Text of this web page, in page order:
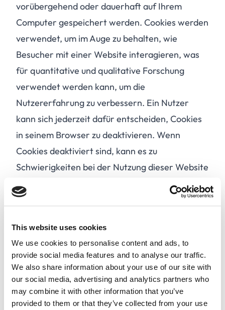
This website uses cookies
We use cookies to personalise content and ads, to
provide social media features and to analyse our traffic.
We also share information about your use of our site with
our social media, advertising and analytics partners who
may combine it with other information that you’ve
provided to them or that they’ve collected from your use
vorübergehend oder dauerhaft auf Ihrem
Computer gespeichert werden. Cookies werden
verwendet, um im Auge zu behalten, wie
Besucher mit einer Website interagieren, was
für quantitative und qualitative Forschung
verwendet werden kann, um die
Nutzererfahrung zu verbessern. Ein Nutzer
kann sich jederzeit dafür entscheiden, Cookies
in seinem Browser zu deaktivieren. Wenn
Cookies deaktiviert sind, kann es zu
Schwierigkeiten bei der Nutzung dieser Website
kommen.
2 - Verwendung von Cookiebot
zu verbessern, anonymisieren wir
Informationen über Ihre Surfgewohnheiten
mithilfe von Cookiebot.